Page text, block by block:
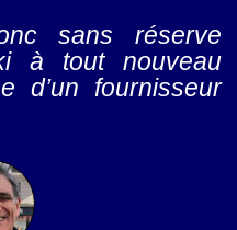
sans réserve
à tout nouveau
d’un fournisseur